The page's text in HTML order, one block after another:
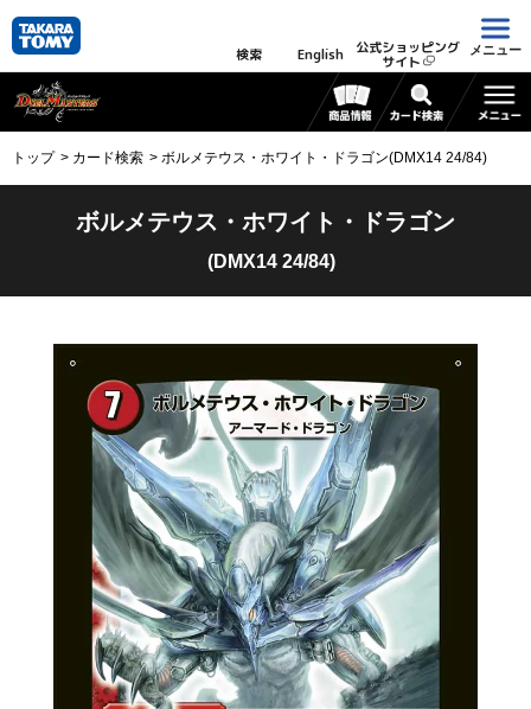
検索 English 公式ショッピング
サイト
メニュー
トップ カード検索 ボルメテウス・ホワイト・ドラゴン(DMX14 24/84)
ボルメテウス・ホワイト・ドラゴン
(DMX14 24/84)